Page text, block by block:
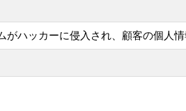
ハッカーに侵入され、顧客の個人情